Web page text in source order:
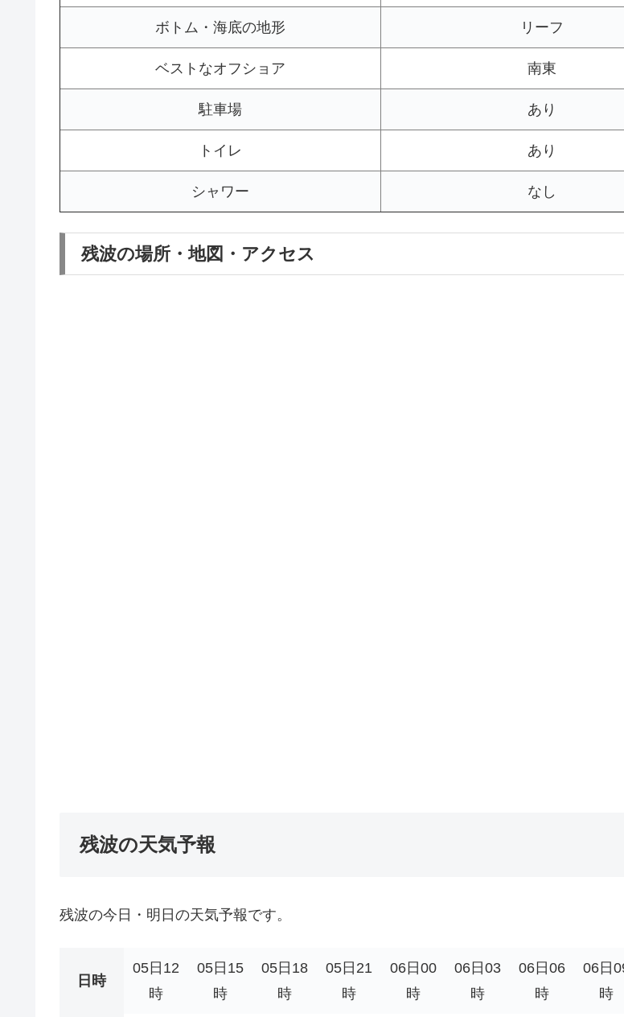
ボトム・海底の地形 リーフ
ベストなオフショア 南東
駐車場 あり
トイレ あり
シャワー なし
残波の場所・地図・アクセス
残波の天気予報
残波の今日・明日の天気予報です。
日時
05日12
時
05日15
時
05日18
時
05日21
時
06日00
時
06日03
時
06日06
時
06日
時